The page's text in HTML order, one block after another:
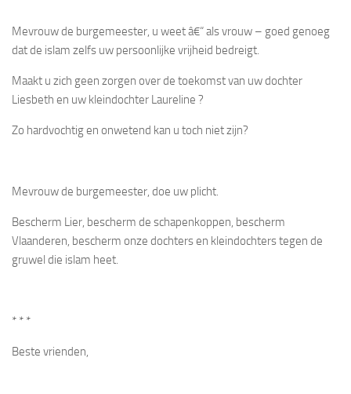
Mevrouw de burgemeester, u weet â€“ als vrouw – goed genoeg
dat de islam zelfs uw persoonlijke vrijheid bedreigt.
Maakt u zich geen zorgen over de toekomst van uw dochter
Liesbeth en uw kleindochter Laureline ?
Zo hardvochtig en onwetend kan u toch niet zijn?
Mevrouw de burgemeester, doe uw plicht.
Bescherm Lier, bescherm de schapenkoppen, bescherm
Vlaanderen, bescherm onze dochters en kleindochters tegen de
gruwel die islam heet.
* * *
Beste vrienden,